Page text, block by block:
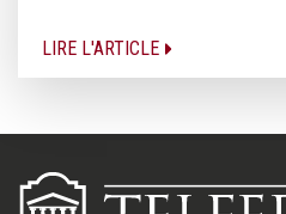
LIRE L'ARTICLE